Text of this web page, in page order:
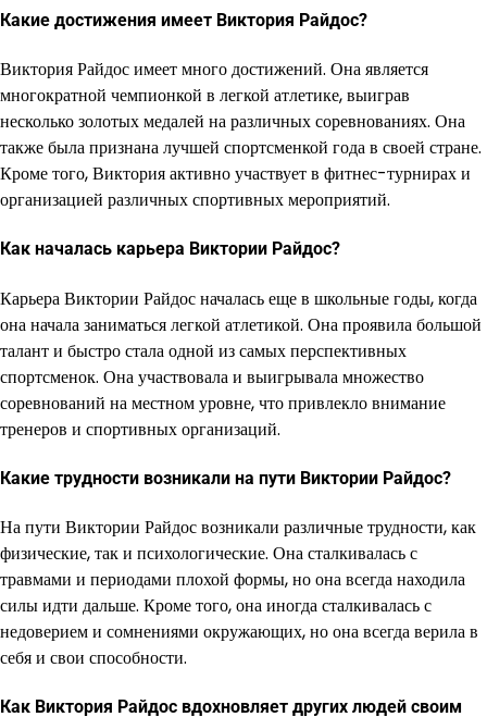
Какие достижения имеет Виктория Райдос?
Виктория Райдос имеет много достижений. Она является
многократной чемпионкой в легкой атлетике, выиграв
несколько золотых медалей на различных соревнованиях. Она
также была признана лучшей спортсменкой года в своей стране.
Кроме того, Виктория активно участвует в фитнес-турнирах и
организацией различных спортивных мероприятий.
Как началась карьера Виктории Райдос?
Карьера Виктории Райдос началась еще в школьные годы, когда
она начала заниматься легкой атлетикой. Она проявила большой
талант и быстро стала одной из самых перспективных
спортсменок. Она участвовала и выигрывала множество
соревнований на местном уровне, что привлекло внимание
тренеров и спортивных организаций.
Какие трудности возникали на пути Виктории Райдос?
На пути Виктории Райдос возникали различные трудности, как
физические, так и психологические. Она сталкивалась с
травмами и периодами плохой формы, но она всегда находила
силы идти дальше. Кроме того, она иногда сталкивалась с
недоверием и сомнениями окружающих, но она всегда верила в
себя и свои способности.
Как Виктория Райдос вдохновляет других людей своим